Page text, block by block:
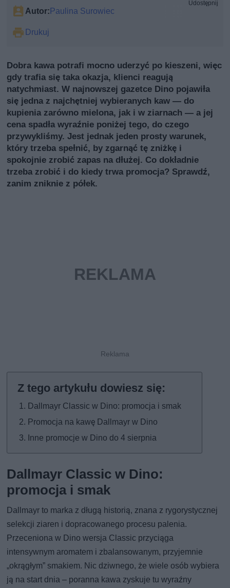
Autor: Paulina Surowiec
Drukuj
Udostępnij
Dobra kawa potrafi mocno uderzyć po kieszeni, więc
gdy trafia się taka okazja, klienci reagują
natychmiast. W najnowszej gazetce Dino pojawiła
się jedna z najchętniej wybieranych kaw — do
kupienia zarówno mielona, jak i w ziarnach — a jej
cena spadła wyraźnie poniżej tego, do czego
przywykliśmy. Jest jednak jeden prosty warunek,
który trzeba spełnić, by zgarnąć tę zniżkę i
spokojnie zrobić zapas na dłużej. Co dokładnie
trzeba zrobić i do kiedy trwa promocja? Sprawdź,
zanim zniknie z półek.
Dallmayr Classic w Dino: promocja i smak
Promocja na kawę Dallmayr w Dino
Inne promocje w Dino do 4 sierpnia
Dallmayr Classic w Dino:
promocja i smak
Dallmayr to marka z długą historią, znana z rygorystycznej
selekcji ziaren i dopracowanego procesu palenia.
Przeceniona w Dino wersja Classic przyciąga
intensywnym aromatem i zbalansowanym, przyjemnie
„okrągłym” smakiem. Nic dziwnego, że wiele osób wybiera
ją na start dnia – poranna kawa zyskuje tu wyraźny